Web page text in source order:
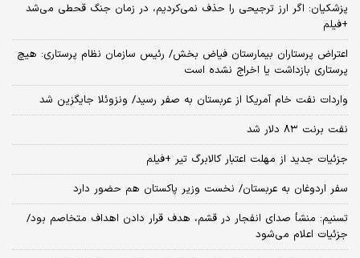
پزشکیان: اگر ارز ترجیحی را حذف نمی‌کردیم، در زمان جنگ قحطی می‌شد
+فیلم
اعتراض پرستاران بیمارستان فیاض بخش/ رئیس سازمان نظام پرستاری: هیچ
پرستاری بازداشت یا اخراج نشده است
واردات نفت خام آمریکا از عربستان به صفر رسید/ ونزوئلا جایگزین شد
نفت برنت ۸۳ دلار شد
جزئیات جدید از مهلت اعتبار کالابرگ تیر +فیلم
سفر اردوغان به عربستان/ نخست وزیر پاکستان هم حضور دارد
تسنیم: منشأ صدای انفجار در قشم، هدف قرار دادن اهداف متخاصم بود/
جزئیات اعلام می‌شود